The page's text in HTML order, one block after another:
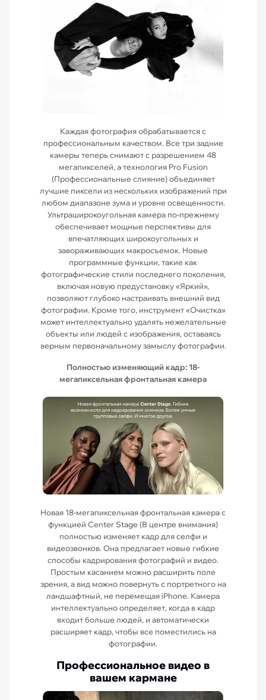
Каждая фотография обрабатывается с
профессиональным качеством. Все три задние
камеры теперь снимают с разрешением 48
мегапикселей, а технология Pro Fusion
(Профессиональные слияние) объединяет
лучшие пиксели из нескольких изображений при
любом диапазоне зума и уровне освещенности.
Ультраширокоугольная камера по-прежнему
обеспечивает мощные перспективы для
впечатляющих широкоугольных и
завораживающих макросъемок. Новые
программные функции, такие как
фотографические стили последнего поколения,
включая новую предустановку «Яркий»,
позволяют глубоко настраивать внешний вид
фотографии. Кроме того, инструмент «Очистка»
может интеллектуально удалять нежелательные
объекты или людей с изображения, оставаясь
верным первоначальному замыслу фотографии.
Полностью изменяющий кадр: 18-
мегапиксельная фронтальная камера
Новая 18-мегапиксельная фронтальная камера с
функцией Center Stage (В центре внимания)
полностью изменяет кадр для селфи и
видеозвонков. Она предлагает новые гибкие
способы кадрирования фотографий и видео.
Простым касанием можно расширить поле
зрения, а вид можно повернуть с портретного на
ландшафтный, не перемещая iPhone. Камера
интеллектуально определяет, когда в кадр
входит больше людей, и автоматически
расширяет кадр, чтобы все поместились на
фотографии.
Профессиональное видео в
вашем кармане